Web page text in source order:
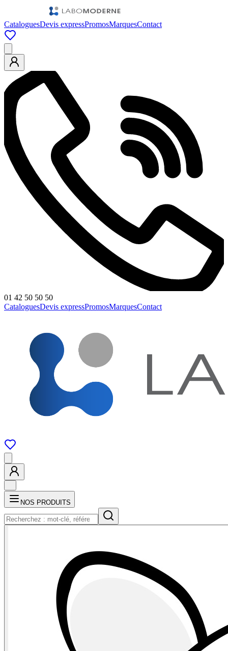
CataloguesDevis expressPromosMarquesContact
01 42 50 50 50
CataloguesDevis expressPromosMarquesContact
NOS PRODUITS